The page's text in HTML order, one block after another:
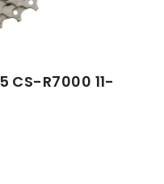
CS-R7000 11-